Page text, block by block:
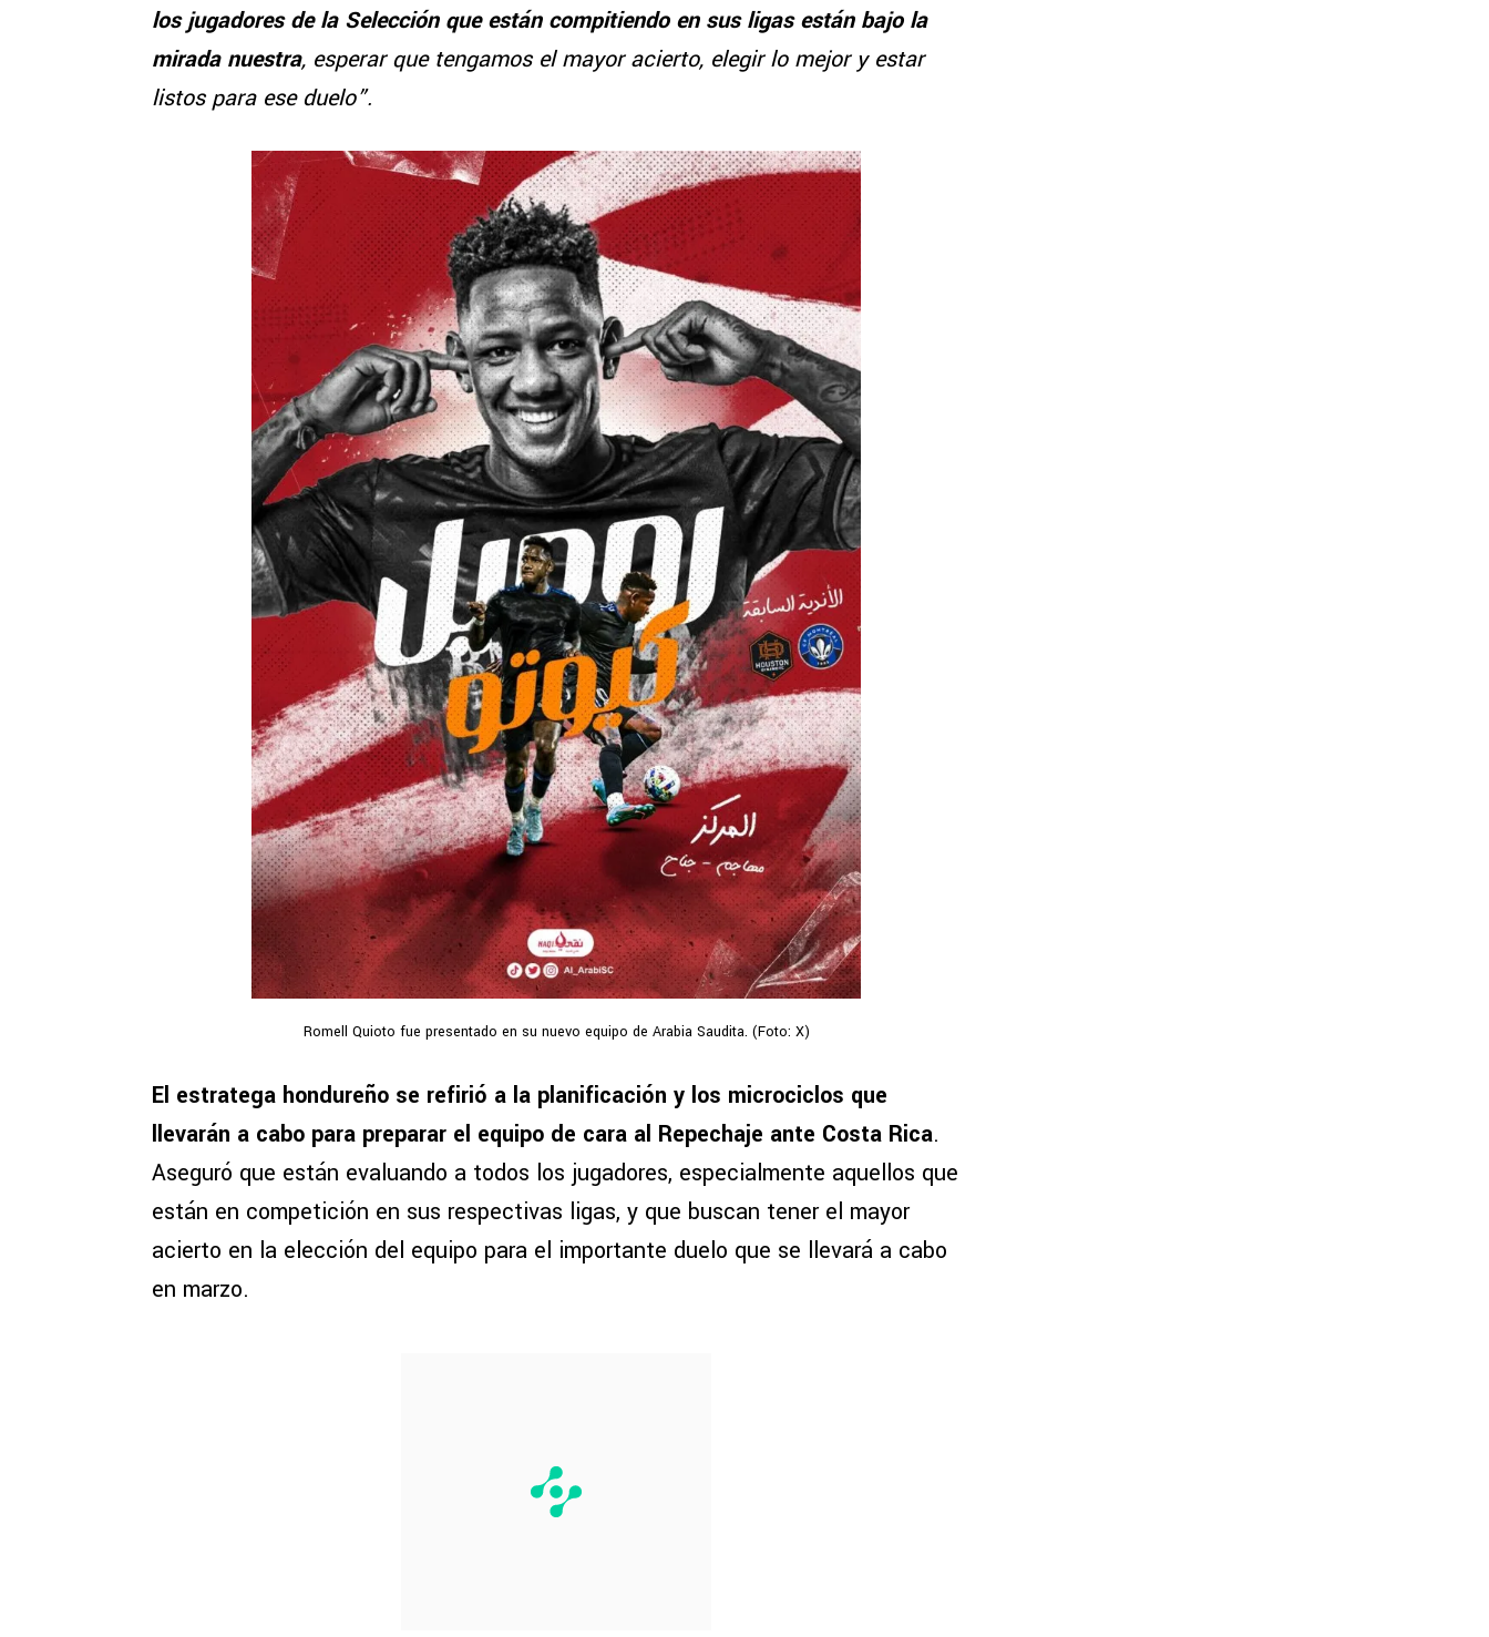
los jugadores de la Selección que están compitiendo en sus ligas están bajo la
mirada nuestra, esperar que tengamos el mayor acierto, elegir lo mejor y estar
listos para ese duelo”.
Romell Quioto fue presentado en su nuevo equipo de Arabia Saudita. (Foto: X)
El estratega hondureño se refirió a la planificación y los microciclos que
llevarán a cabo para preparar el equipo de cara al Repechaje ante Costa Rica.
Aseguró que están evaluando a todos los jugadores, especialmente aquellos que
están en competición en sus respectivas ligas, y que buscan tener el mayor
acierto en la elección del equipo para el importante duelo que se llevará a cabo
en marzo.